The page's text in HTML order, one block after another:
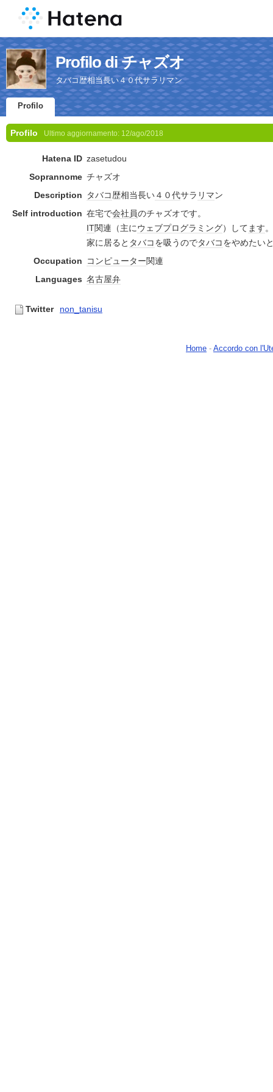
Profilo di チャズオ
タバコ歴相当長い４０代サラリマン
Profilo
Profilo Ultimo aggiornamento: 12/ago/2018
Hatena ID zasetudou
Soprannome チャズオ
Description
タバコ歴相当長い４０代サラ リマン
Self introduction 在宅で会社員のチャズオです。
IT関連（主にウェブプログラミング）してます。
家に居ると タバコを吸うのでタバコをやめたい
Occupation
コンピューター関連
Languages 名古屋弁
Twitter non_tanisu
Home - Accordo con